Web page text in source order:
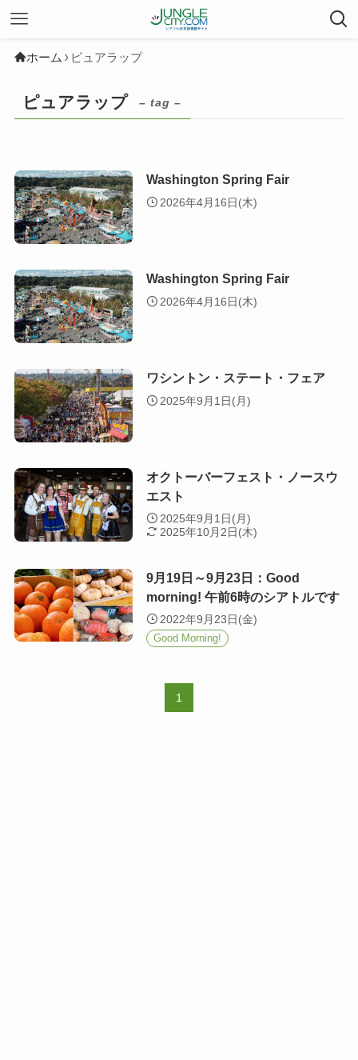
ホーム ピュアラップ
ピュアラップ – tag –
Washington Spring Fair
2026年4月16日(木)
Washington Spring Fair
2026年4月16日(木)
ワシントン・ステート・フェア
2025年9月1日(月)
オクトーバーフェスト・ノースウ
エスト
2025年9月1日(月)
2025年10月2日(木)
9月19日～9月23日：Good
morning! 午前6時のシアトルです
2022年9月23日(金)
Good Morning!
1